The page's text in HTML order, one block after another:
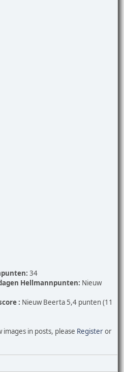
34
Hellmannpunten: Nieuw
: Nieuw Beerta 5,4 punten (11
in posts, please Registeror